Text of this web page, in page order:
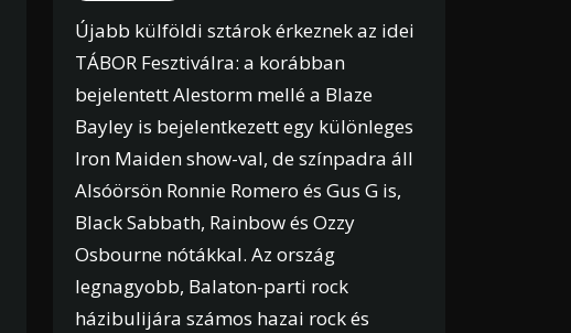
Újabb külföldi sztárok érkeznek az idei
TÁBOR Fesztiválra: a korábban
bejelentett Alestorm mellé a Blaze
Bayley is bejelentkezett egy különleges
Iron Maiden show-val, de színpadra áll
Alsóörsön Ronnie Romero és Gus G is,
Black Sabbath, Rainbow és Ozzy
Osbourne nótákkal. Az ország
legnagyobb, Balaton-parti rock
házibulijára számos hazai rock és